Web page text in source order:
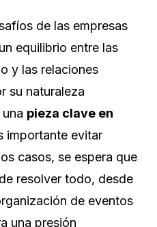
de las empresas
equilibrio entre las
y las relaciones
su naturaleza
pieza clave en
importante evitar
casos, se espera que
resolver todo, desde
de eventos
una presión